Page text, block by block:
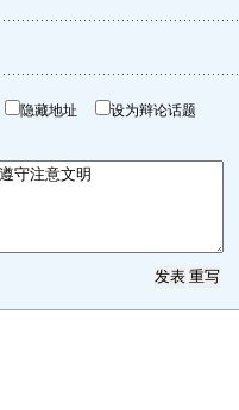
隐藏地址 设为辩论话题